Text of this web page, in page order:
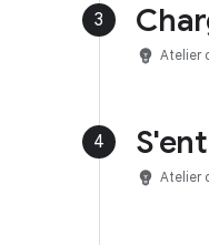
3
emoji_objects Atelier
4
emoji_objects Atelier